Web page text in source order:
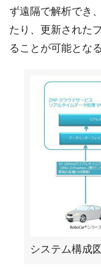
ず遠隔で解析でき
たり、更新された
ることが可能となる
システム構成図